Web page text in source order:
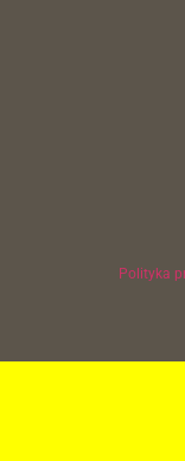
Polityka